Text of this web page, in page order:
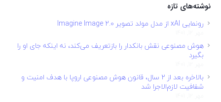
نوشته‌های تازه
رونمایی xAI از مدل مولد تصویر Imagine Image 2.0
هوش مصنوعی نقش بانکدار را بازتعریف می‌کند، نه اینکه جای او را
بگیرد
بالاخره بعد از ۲ سال، قانون هوش مصنوعی اروپا با هدف امنیت و
شفافیت لازم‌الاجرا شد